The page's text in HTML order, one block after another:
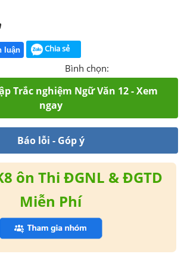
luận Chia sẻ
Bình chọn:
Trắc nghiệm Ngữ Văn 12 - Xem
ngay
Báo lỗi - Góp ý
ôn Thi ĐGNL & ĐGTD
Miễn Phí